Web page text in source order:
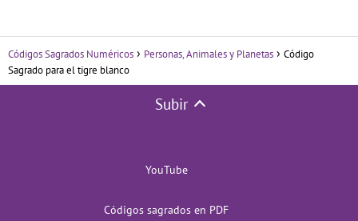
Códigos Sagrados Numéricos Personas, Animales y Planetas
Código
Sagrado para el tigre blanco
Subir
YouTube
Códigos sagrados en PDF